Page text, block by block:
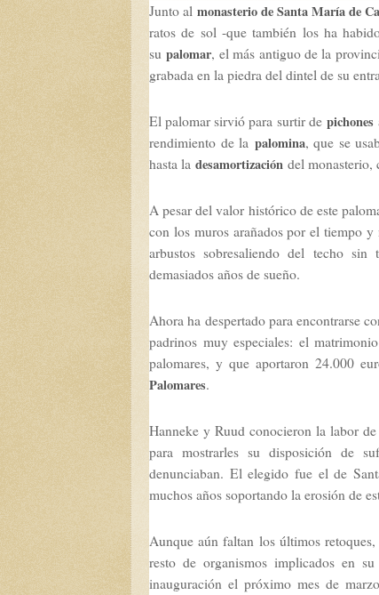
Junto al monasterio de Santa María de
ratos de sol -que también los ha
su palomar, el más antiguo de la
grabada en la piedra del dintel de su
El palomar sirvió para surtir de pichones
rendimiento de la palomina, que se
hasta la desamortización del monasterio,
A pesar del valor histórico de este
con los muros arañados por el tiempo
arbustos sobresaliendo del techo
demasiados años de sueño.
Ahora ha despertado para encontrarse
padrinos muy especiales: el
palomares, y que aportaron 24.000
Palomares.
Hanneke y Ruud conocieron la labor
para mostrarles su disposición de
denunciaban. El elegido fue el de
muchos años soportando la erosión de
Aunque aún faltan los últimos
resto de organismos implicados en
inauguración el próximo mes de